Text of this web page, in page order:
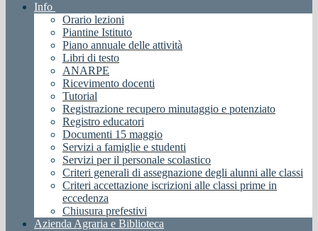
Info
Orario lezioni
Piantine Istituto
Piano annuale delle attività
Libri di testo
ANARPE
Ricevimento docenti
Tutorial
Registrazione recupero minutaggio e potenziato
Registro educatori
Documenti 15 maggio
Servizi a famiglie e studenti
Servizi per il personale scolastico
Criteri generali di assegnazione degli alunni alle classi
Criteri accettazione iscrizioni alle classi prime in
eccedenza
Chiusura prefestivi
Azienda Agraria e Biblioteca